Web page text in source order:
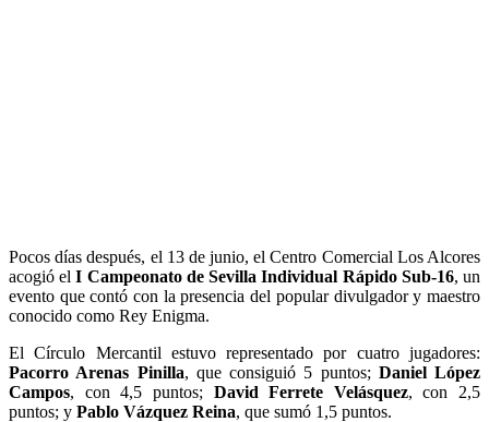
Pocos días después, el 13 de junio, el Centro Comercial Los Alcores
acogió elI Campeonato de Sevilla Individual Rápido Sub-16, un
evento que contó con la presencia del popular divulgador y maestro
conocido como Rey Enigma.
El Círculo Mercantil estuvo representado por cuatro jugadores:
Pacorro Arenas Pinilla, que consiguió 5 puntos; Daniel López
Campos, con 4,5 puntos; David Ferrete Velásquez, con 2,5
puntos; y Pablo Vázquez Reina, que sumó 1,5 puntos.